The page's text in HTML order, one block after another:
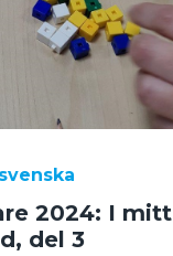
2024: I mitt
del 3